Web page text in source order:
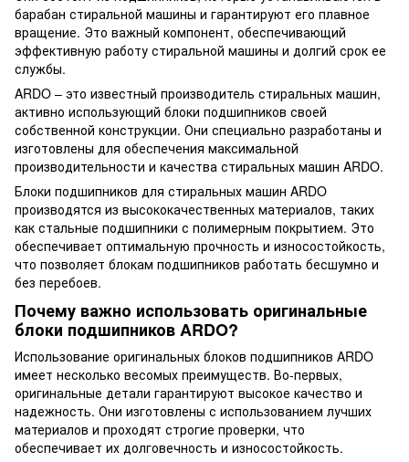
барабан стиральной машины и гарантируют его плавное
вращение. Это важный компонент, обеспечивающий
эффективную работу стиральной машины и долгий срок ее
службы.
ARDO – это известный производитель стиральных машин,
активно использующий блоки подшипников своей
собственной конструкции. Они специально разработаны и
изготовлены для обеспечения максимальной
производительности и качества стиральных машин ARDO.
Блоки подшипников для стиральных машин ARDO
производятся из высококачественных материалов, таких
как стальные подшипники с полимерным покрытием. Это
обеспечивает оптимальную прочность и износостойкость,
что позволяет блокам подшипников работать бесшумно и
без перебоев.
Почему важно использовать оригинальные
блоки подшипников ARDO?
Использование оригинальных блоков подшипников ARDO
имеет несколько весомых преимуществ. Во-первых,
оригинальные детали гарантируют высокое качество и
надежность. Они изготовлены с использованием лучших
материалов и проходят строгие проверки, что
обеспечивает их долговечность и износостойкость.